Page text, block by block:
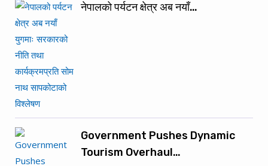
नेपालको पर्यटन क्षेत्र अब नयाँ…
Government Pushes Dynamic
Tourism Overhaul…